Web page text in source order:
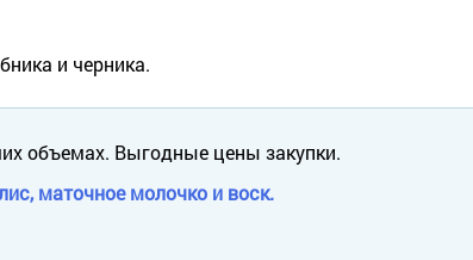
и черника.
объемах. Выгодные цены закупки.
маточное молочко и воск.